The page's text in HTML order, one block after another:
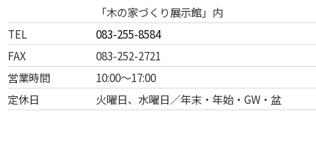
「木の家づくり展示館」内
TEL
083-255-8584
FAX
083-252-2721
営業時間
10:00～17:00
定休日
火曜日、水曜日／年末・年始・GW・盆